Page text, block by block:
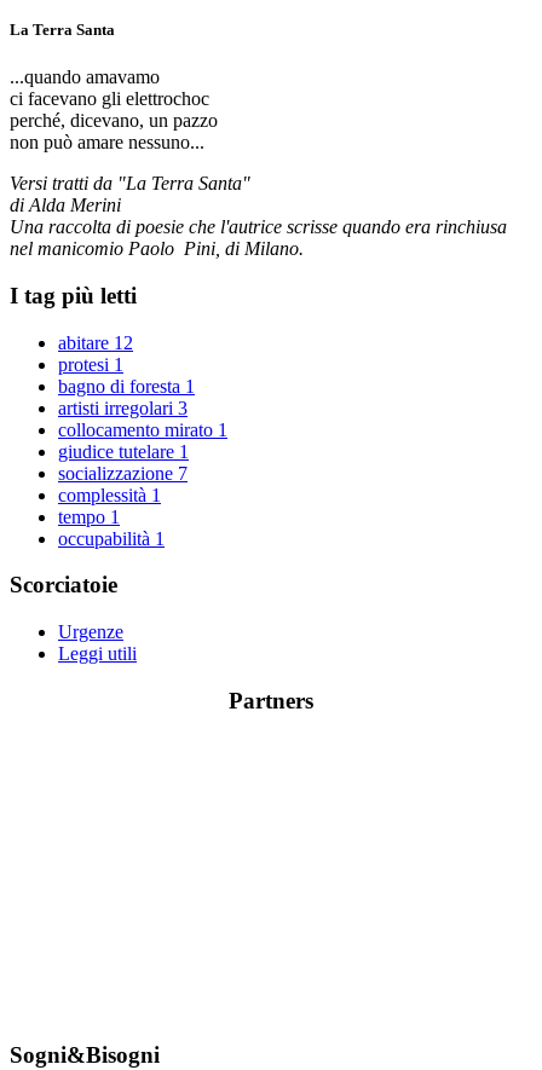
La Terra Santa
...quando amavamo
ci facevano gli elettrochoc
perché, dicevano, un pazzo
non può amare nessuno...
Versi tratti da "La Terra Santa"
di Alda Merini
Una raccolta di poesie che l'autrice scrisse quando era rinchiusa
nel manicomio Paolo Pini, di Milano.
I tag più letti
abitare 12
protesi 1
bagno di foresta 1
artisti irregolari 3
collocamento mirato 1
giudice tutelare 1
socializzazione 7
complessità 1
tempo 1
occupabilità 1
Scorciatoie
Urgenze
Leggi utili
Partners
Sogni&Bisogni